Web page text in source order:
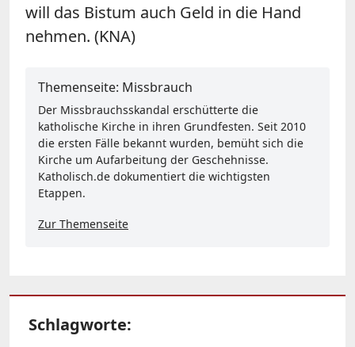
will das Bistum auch Geld in die Hand
nehmen. (KNA)
Themenseite: Missbrauch
Der Missbrauchsskandal erschütterte die
katholische Kirche in ihren Grundfesten. Seit 2010
die ersten Fälle bekannt wurden, bemüht sich die
Kirche um Aufarbeitung der Geschehnisse.
Katholisch.de dokumentiert die wichtigsten
Etappen.
Zur Themenseite
Schlagworte: